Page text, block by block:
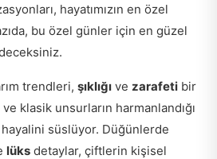
hayatımızın en özel
bu özel günler için en güzel
trendleri, şıklığı ve zarafeti bir
klasik unsurların harmanlandığı
süslüyor. Düğünlerde
lüks detaylar, çiftlerin kişisel